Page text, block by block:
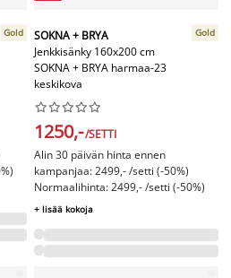
Gold
SOKNA + BRYA
Jenkkisänky 160x200 cm
SOKNA + BRYA harmaa-23
keskikova
Gold






1250,-/SETTI
Alin 30 päivän hinta ennen
kampanjaa: 2499,- /setti (-50%)
Normaalihinta: 2499,- /setti (-50%)
+ lisää kokoja